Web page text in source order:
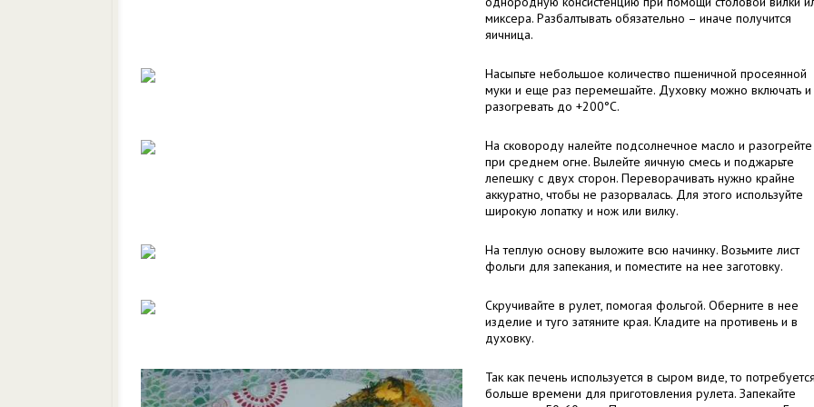
миксера. Разбалтывать обязательно – иначе получится
яичница.
Насыпьте небольшое количество пшеничной просеянной
муки и еще раз перемешайте. Духовку можно включать и
разогревать до +200°С.
На сковороду налейте подсолнечное масло и разогрейте
при среднем огне. Вылейте яичную смесь и поджарьте
лепешку с двух сторон. Переворачивать нужно крайне
аккуратно, чтобы не разорвалась. Для этого используйте
широкую лопатку и нож или вилку.
На теплую основу выложите всю начинку. Возьмите лист
фольги для запекания, и поместите на нее заготовку.
Скручивайте в рулет, помогая фольгой. Оберните в нее
изделие и туго затяните края. Кладите на противень и в
духовку.
Так как печень используется в сыром виде, то
больше времени для приготовления рулета. Запекайте